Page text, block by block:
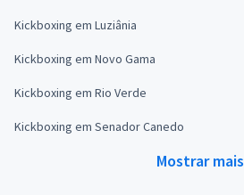
Kickboxing em Luziânia
Kickboxing em Novo Gama
Kickboxing em Rio Verde
Kickboxing em Senador Canedo
Mostrar mais